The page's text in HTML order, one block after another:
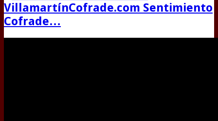
VillamartínCofrade.com Sentimiento
Cofrade…